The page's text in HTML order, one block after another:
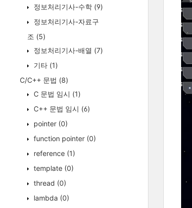
정보처리기사-수학 (9)
정보처리기사-자료구
조 (5)
정보처리기사-배열 (7)
기타 (1)
C/C++ 문법 (8)
C 문법 임시 (1)
C++ 문법 임시 (6)
pointer (0)
function pointer (0)
reference (1)
template (0)
thread (0)
lambda (0)